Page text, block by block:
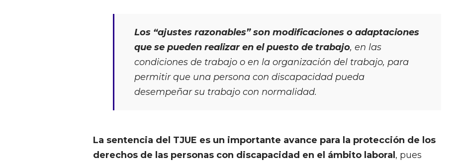
Los “ajustes razonables” son modificaciones o adaptaciones
que se pueden realizar en el puesto de trabajo, en las
condiciones de trabajo o en la organización del trabajo, para
permitir que una persona con discapacidad pueda
desempeñar su trabajo con normalidad.
La sentencia del TJUE es un importante avance para la protección de los
derechos de las personas con discapacidad en el ámbito laboral , pues